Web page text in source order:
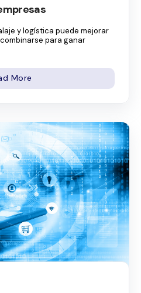
y logística puede mejorar
para ganar
More